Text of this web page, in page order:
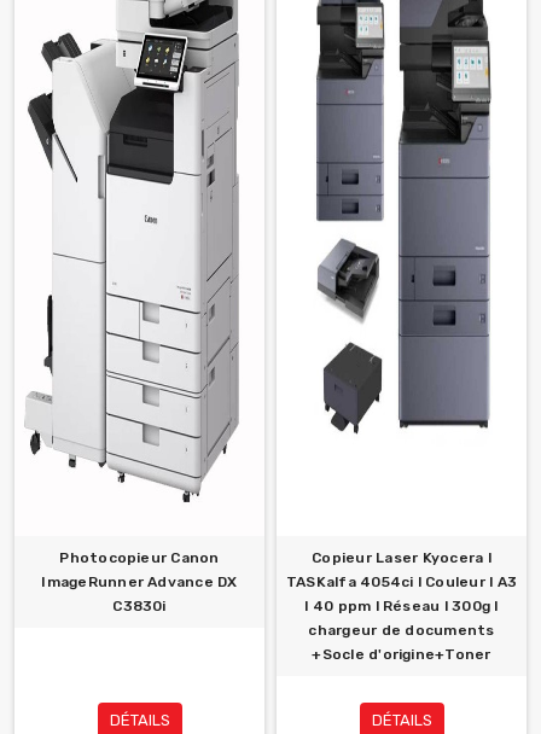
Photocopieur Canon
ImageRunner Advance DX
C3830i
DÉTAILS
Copieur Laser Kyocera l
TASKalfa 4054ci l Couleur l A3
l 40 ppm l Réseau l 300g l
chargeur de documents
+Socle d'origine+Toner
DÉTAILS